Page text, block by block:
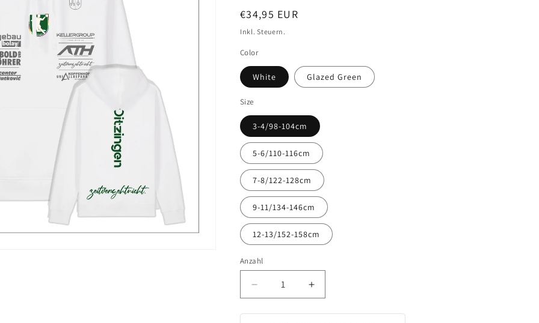
Normaler
Preis
€34,95 EUR
Inkl. Steuern.
Color
White Glazed Green
Size
3-4/98-104cm
5-6/110-116cm
7-8/122-128cm
9-11/134-146cm
12-13/152-158cm
Anzahl
Verringere
die
Menge
Erhöhe
die
Menge